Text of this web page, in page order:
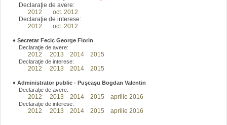
Declaraţie de avere:
2012
oct. 2012
Declaraţie de interese:
2012
oct. 2012
♦ Secretar Fecic George Florin
Declaraţie de avere:
2012 2013 2014 2015
Declaraţie de interese:
2012 2013 2014 2015
♦ Administrator public - Puşcaşu Bogdan Valentin
Declaraţie de avere:
2012 2013 2014 2015 aprilie 2016
Declaraţie de interese:
2012 2013 2014 2015 aprilie 2016